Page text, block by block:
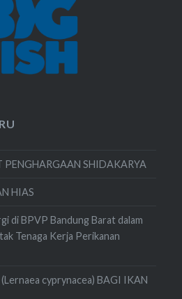
PENGHARGAAN SHIDAKARYA
HIAS
di BPVP Bandung Barat dalam
Tenaga Kerja Perikanan
cyprynacea) BAGI IKAN